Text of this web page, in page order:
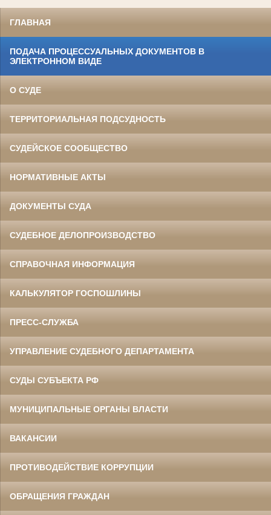
ГЛАВНАЯ
ПОДАЧА ПРОЦЕССУАЛЬНЫХ ДОКУМЕНТОВ В
ЭЛЕКТРОННОМ ВИДЕ
О СУДЕ
ТЕРРИТОРИАЛЬНАЯ ПОДСУДНОСТЬ
СУДЕЙСКОЕ СООБЩЕСТВО
НОРМАТИВНЫЕ АКТЫ
ДОКУМЕНТЫ СУДА
СУДЕБНОЕ ДЕЛОПРОИЗВОДСТВО
СПРАВОЧНАЯ ИНФОРМАЦИЯ
КАЛЬКУЛЯТОР ГОСПОШЛИНЫ
ПРЕСС-СЛУЖБА
УПРАВЛЕНИЕ СУДЕБНОГО ДЕПАРТАМЕНТА
СУДЫ СУБЪЕКТА РФ
МУНИЦИПАЛЬНЫЕ ОРГАНЫ ВЛАСТИ
ВАКАНСИИ
ПРОТИВОДЕЙСТВИЕ КОРРУПЦИИ
ОБРАЩЕНИЯ ГРАЖДАН